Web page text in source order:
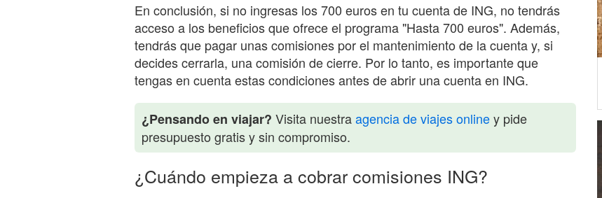
En conclusión, si no ingresas los 700 euros en tu cuenta de ING, no tendrás
acceso a los beneficios que ofrece el programa "Hasta 700 euros". Además,
tendrás que pagar unas comisiones por el mantenimiento de la cuenta y, si
decides cerrarla, una comisión de cierre. Por lo tanto, es importante que
tengas en cuenta estas condiciones antes de abrir una cuenta en ING.
¿Pensando en viajar? Visita nuestraagencia de viajes onliney pide
presupuesto gratis y sin compromiso.
¿Cuándo empieza a cobrar comisiones ING?